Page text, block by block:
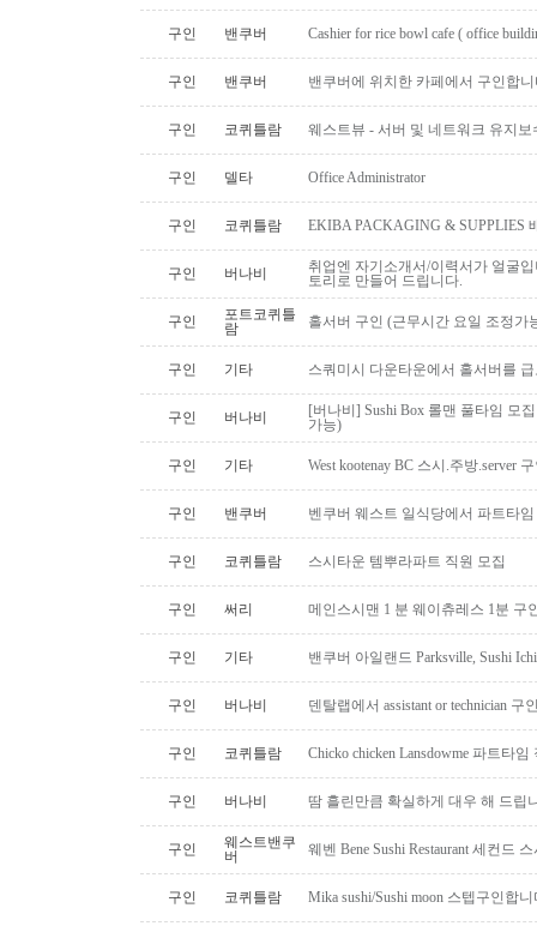
구인 밴쿠버 Cashier for rice bowl cafe ( office
구인 밴쿠버 밴쿠버에 위치한 카페에서 구인합
구인 코퀴틀람 웨스트뷰 - 서버 및 네트워크 유지보
구인 델타 Office Administrator
구인 코퀴틀람 EKIBA PACKAGING & SUPPLIES
구인 버나비
취업엔 자기소개서/이력서가 얼굴
토리로 만들어 드립니다.
구인
포트코퀴틀
람
홀서버 구인 (근무시간 요일 조정가
구인 기타 스쿼미시 다운타운에서 홀서버를
구인 버나비
[버나비] Sushi Box 롤맨 풀타임 모
가능)
구인 기타 West kootenay BC 스시.주방.server
구인 밴쿠버 벤쿠버 웨스트 일식당에서 파트타
구인 코퀴틀람 스시타운 템뿌라파트 직원 모집
구인 써리 메인스시맨 1 분 웨이츄레스 1분 구
구인 기타 밴쿠버 아일랜드 Parksville, Sushi
구인 버나비 덴탈랩에서 assistant or technician 구
구인 코퀴틀람 Chicko chicken Lansdowme 파트타
구인 버나비 땀 흘린만큼 확실하게 대우 해 드립
구인
웨스트밴쿠
버
웨벤 Bene Sushi Restaurant 세컨드
구인 코퀴틀람 Mika sushi/Sushi moon 스텝구인합